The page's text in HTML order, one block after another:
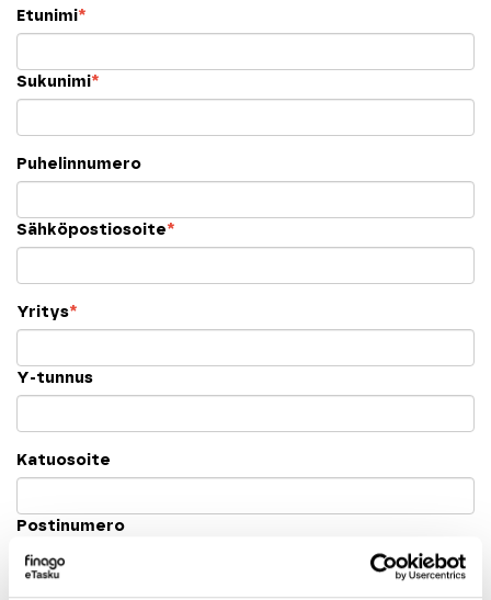
Etunimi*
Sukunimi*
Puhelinnumero
Sähköpostiosoite*
Yritys*
Y-tunnus
Katuosoite
Postinumero